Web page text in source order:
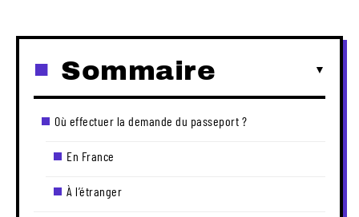
Sommaire
Où effectuer la demande du passeport ?
En France
À l’étranger